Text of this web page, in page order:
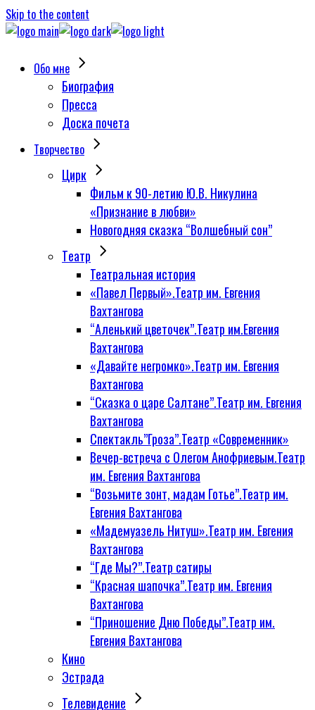
Skip to the content
Обо мне
Биография
Пресса
Доска почета
Творчество
Цирк
Фильм к 90-летию Ю.В. Никулина
«Признание в любви»
Новогодняя сказка “Волшебный сон”
Tеатр
Театральная история
«Павел Первый».Театр им. Евгения
Вахтангова
“Аленький цветочек”.Театр им.Евгения
Вахтангова
«Давайте негромко».Театр им. Евгения
Вахтангова
“Сказка о царе Салтане”.Театр им. Евгения
Вахтангова
Спектакль”Гроза”.Театр «Современник»
Вечер-встреча с Олегом Анофриевым.Театр
им. Евгения Вахтангова
“Возьмите зонт, мадам Готье”.Театр им.
Евгения Вахтангова
«Мадемуазель Нитуш».Театр им. Евгения
Вахтангова
“Где Мы?”.Театр сатиры
“Красная шапочка”.Театр им. Евгения
Вахтангова
“Приношение Дню Победы”.Театр им.
Евгения Вахтангова
Кино
Эстрада
Телевидение